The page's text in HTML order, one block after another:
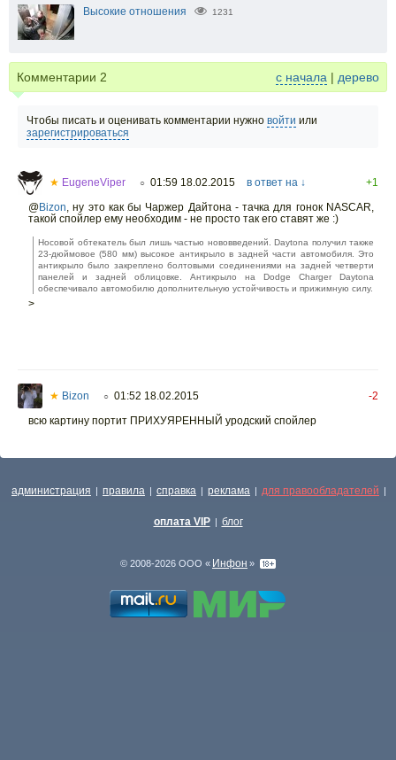
Высокие отношения 1231
Комментарии 2 с начала | дерево
Чтобы писать и оценивать комментарии нужно войти или
зарегистрироваться
★ EugeneViper ○ 01:59 18.02.2015 в ответ на ↓
+1
@Bizon ,ну это как бы Чаржер Дайтона - тачка для гонок NASCAR,
такой спойлер ему необходим - не просто так его ставят же :)
Носовой обтекатель был лишь частью нововведений. Daytona получил также
23-дюймовое (580 мм) высокое антикрыло в задней части автомобиля. Это
антикрыло было закреплено болтовыми соединениями на задней четверти
панелей и задней облицовке. Антикрыло на Dodge Charger Daytona
обеспечивало автомобилю дополнительную устойчивость и прижимную силу.
>
★ Bizon ○ 01:52 18.02.2015
-2
всю картину портит ПРИХУЯРЕННЫЙ уродский спойлер
администрация | правила | справка | реклама | для правообладателей |
оплата VIP | блог
© 2008-2026 ООО « Инфон »